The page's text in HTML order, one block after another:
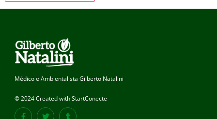
Médico e Ambientalista Gilberto Natalini
© 2024 Created with StartConecte